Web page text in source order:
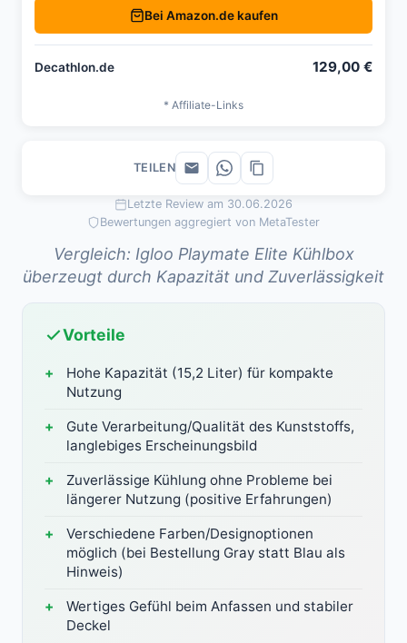
Letzte Review am 30.06.2026
Bewertungen aggregiert von MetaTester
Vergleich: Igloo Playmate Elite Kühlbox
überzeugt durch Kapazität und Zuverlässigkeit
Vorteile
Hohe Kapazität (15,2 Liter) für kompakte
Nutzung
Gute Verarbeitung/Qualität des Kunststoffs,
langlebiges Erscheinungsbild
Zuverlässige Kühlung ohne Probleme bei
längerer Nutzung (positive Erfahrungen)
Verschiedene Farben/Designoptionen
möglich (bei Bestellung Gray statt Blau als
Hinweis)
Wertiges Gefühl beim Anfassen und stabiler
Deckel
Bei Amazon.de kaufen
Decathlon.de 129,00 €
* Affiliate-Links
TEILEN